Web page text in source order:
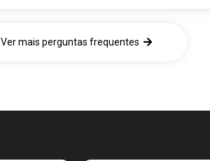
Ver mais perguntas frequentes